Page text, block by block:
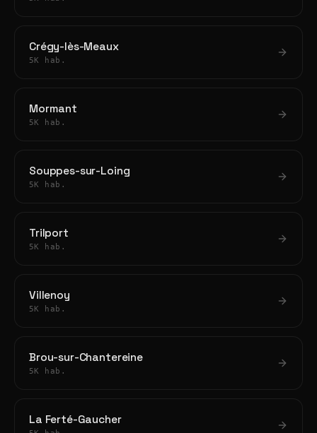
Crégy-lès-Meaux
5K hab.
Mormant
5K hab.
Souppes-sur-Loing
5K hab.
Trilport
5K hab.
Villenoy
5K hab.
Brou-sur-Chantereine
5K hab.
La Ferté-Gaucher